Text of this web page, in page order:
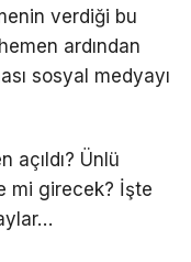
verdiği bu
ardından
sosyal medyayı
açıldı? Ünlü
mi girecek? İşte